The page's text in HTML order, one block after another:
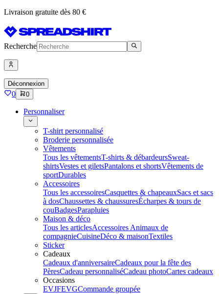
Livraison gratuite dès 80 €
Recherche
Déconnexion
0 0
Personnaliser
T-shirt personnalisé
Broderie personnalisée
Vêtements
Tous les vêtementsT-shirts & débardeursSweat-
shirtsVestes et giletsPantalons et shortsVêtements de
sportDurables
Accessoires
Tous les accessoiresCasquettes & chapeauxSacs et sacs
à dosChaussettes & chaussuresÉcharpes & tours de
couBadgesParapluies
Maison & déco
Tous les articlesAccessoires Animaux de
compagnieCuisineDéco & maisonTextiles
Sticker
Cadeaux
Cadeaux d'anniversaireCadeaux pour la fête des
PèresCadeau personnaliséCadeau photoCartes cadeaux
Occasions
EVJFEVGCommande groupée